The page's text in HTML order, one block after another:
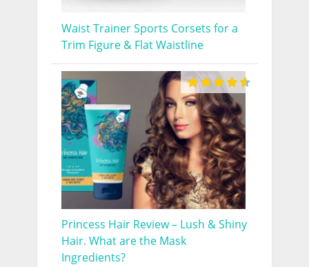
Waist Trainer Sports Corsets for a
Trim Figure & Flat Waistline
Princess Hair Review – Lush & Shiny
Hair. What are the Mask
Ingredients?